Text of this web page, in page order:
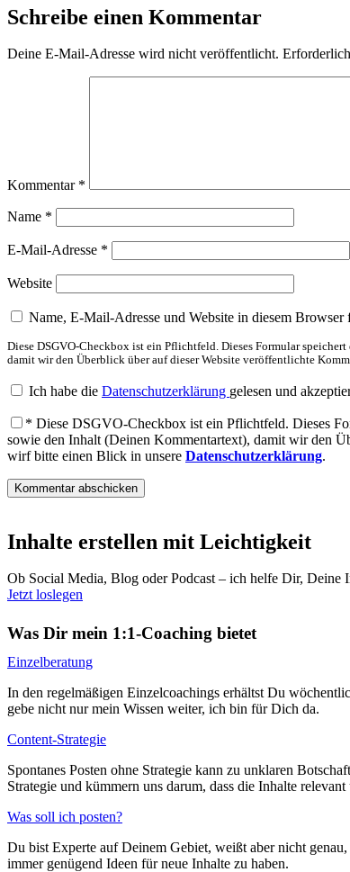
Schreibe einen Kommentar
Deine E-Mail-Adresse wird nicht veröffentlicht.
Kommentar *
Name *
E-Mail-Adresse *
Website
Name, E-Mail-Adresse und Website in diesem Browser
Diese DSGVO-Checkbox ist ein Pflichtfeld. Dieses Formular
damit wir den Überblick über auf dieser Website veröffentlichte
Ich habe die Datenschutzerklärung gelesen und
* Diese DSGVO-Checkbox ist ein Pflichtfeld. Dieses
sowie den Inhalt (Deinen Kommentartext), damit wir den
wirf bitte einen Blick in unsere Datenschutzerklärung.
Inhalte erstellen mit Leichtigkeit
Ob Social Media, Blog oder Podcast – ich helfe Dir, Deine
Jetzt loslegen
Was Dir mein 1:1-Coaching bietet
Einzelberatung
In den regelmäßigen Einzelcoachings erhältst Du
gebe nicht nur mein Wissen weiter, ich bin für Dich da.
Content-Strategie
Spontanes Posten ohne Strategie kann zu unklaren
Strategie und kümmern uns darum, dass die Inhalte relevant
Was soll ich posten?
Du bist Experte auf Deinem Gebiet, weißt aber nicht
immer genügend Ideen für neue Inhalte zu haben.